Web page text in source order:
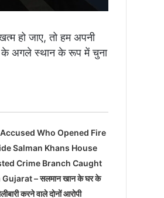
हो जाए, तो हम अपनी
के अगले स्थान के रूप में चुना
Who Opened Fire
Salman Khans House
Crime Branch Caught
– सलमान खान के घर के
करने वाले दोनों आरोपी